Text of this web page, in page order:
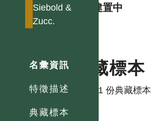
Siebold &
Zucc.
名彙資訊
特徵描述
典藏標本
資料建置中
典藏標本
共有 1 份典藏標本